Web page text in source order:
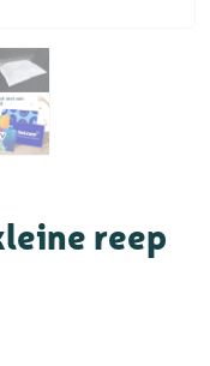
reep